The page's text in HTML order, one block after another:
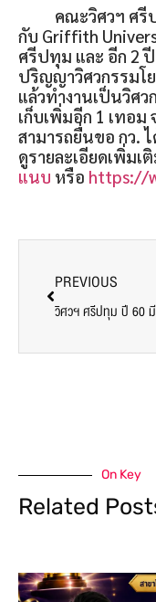
คณะวิศวฯ ศรีปทุ
กับ Griffith
ศรีปทุม และ อีก 2
ปริญญาวิศวกรรมโ
แล้วทำงานเป็นวิศว
เก็บเพิ่มอีก 1 เทอ
สามารถยื่นขอ กว.
ดูรายละเอียดเพิ่มเ
แนบ หรือ https://
PREVIOUS
On Key
Related